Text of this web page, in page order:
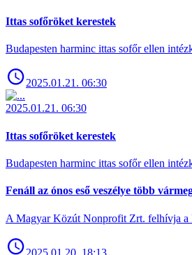
Ittas sofőröket kerestek
Budapesten harminc ittas sofőr ellen
2025.01.21. 06:30
2025.01.21. 06:30
Ittas sofőröket kerestek
Budapesten harminc ittas sofőr ellen
Fenáll az ónos eső veszélye több
A Magyar Közút Nonprofit Zrt. felhívja a
2025.01.20. 18:13